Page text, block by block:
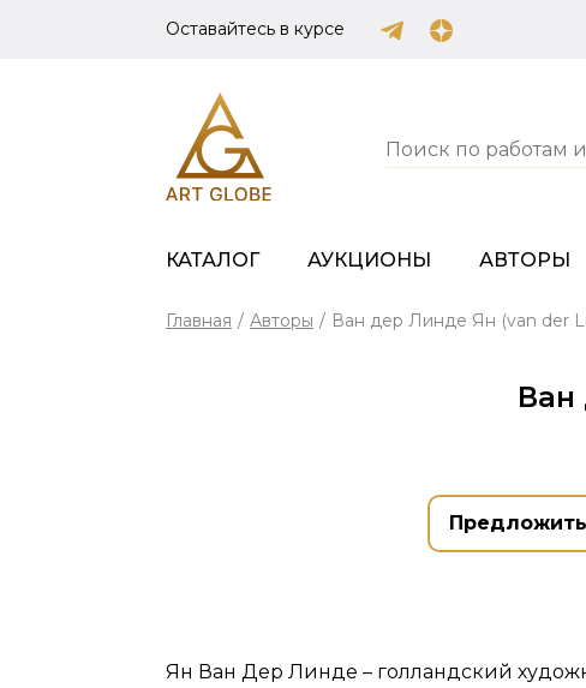
Оставайтесь в курсе
КАТАЛОГ АУКЦИОНЫ АВТОРЫ
Главная / Авторы / Ван дер Линде Ян (van der
Ван
Ян Ван Дер Линде – голландский